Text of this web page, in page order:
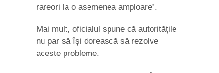
rareori la o asemenea amploare”.
Mai mult, oficialul spune că autoritățile
nu par să își dorească să rezolve
aceste probleme.